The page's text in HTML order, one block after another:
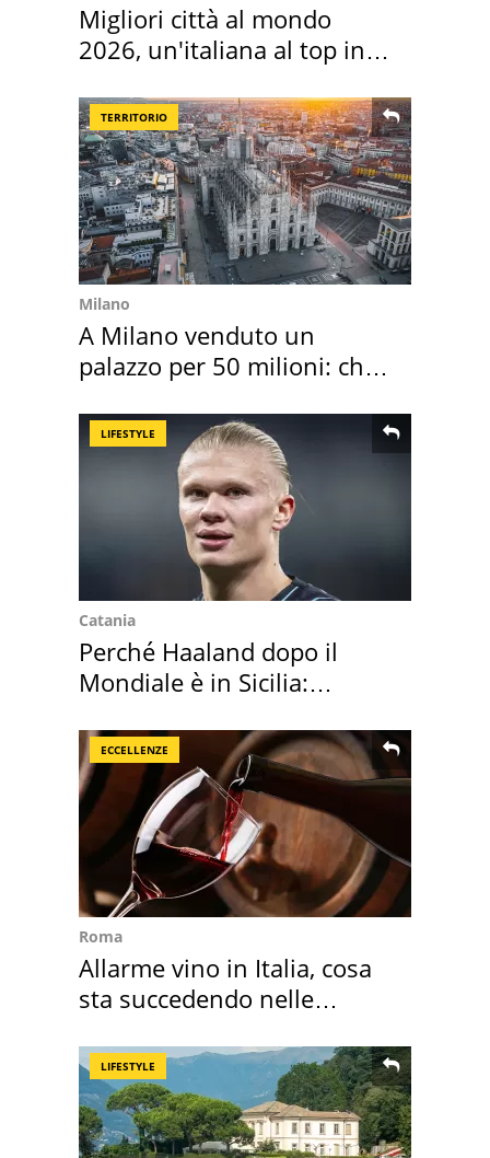
Migliori città al mondo
2026, un'italiana al top in
TERRITORIO
Milano
A Milano venduto un
palazzo per 50 milioni: chi
LIFESTYLE
Catania
Perché Haaland dopo il
Mondiale è in Sicilia:
ECCELLENZE
Roma
Allarme vino in Italia, cosa
sta succedendo nelle
LIFESTYLE